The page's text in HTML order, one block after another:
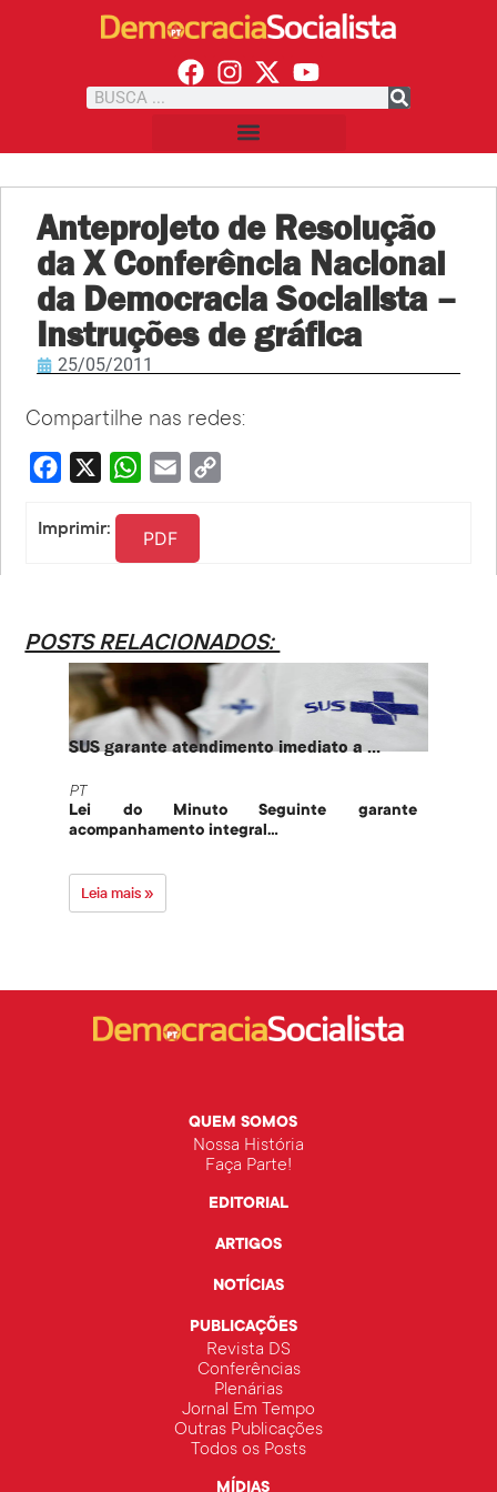
Anteprojeto de Resolução
da X Conferência Nacional
da Democracia Socialista –
Instruções de gráfica
25/05/2011
Compartilhe nas redes:
Facebook WhatsApp
Email
Imprimir: PDF
POSTS RELACIONADOS:
SUS garante atendimento imediato a ...
PT
Lei do Minuto Seguinte garante
acompanhamento integral...
Leia mais »
QUEM SOMOS
Nossa História
Faça Parte!
EDITORIAL
ARTIGOS
NOTÍCIAS
PUBLICAÇÕES
Revista DS
Conferências
Plenárias
Jornal Em Tempo
Outras Publicações
Todos os Posts